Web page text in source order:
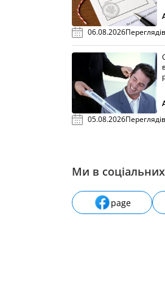
06.08.2026
05.08.2026
Ми в
page